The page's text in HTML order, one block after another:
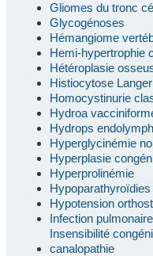
Gliomes du tronc
Glycogénoses
Hémangiome
Hemi-hypertrophie
Hétéroplasie
Histiocytose
Homocystinurie
Hydroa
Hydrops
Hyperglycinémie
Hyperplasie
Hyperprolinémie
Hypoparathyroïdies
Hypotension
Infection
Insensibilité
canalopathie